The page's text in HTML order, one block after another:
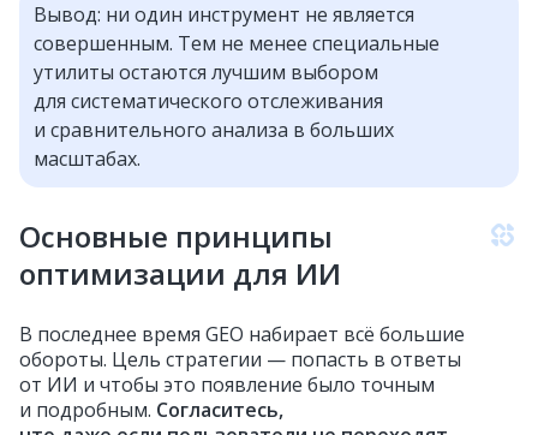
Вывод: ни один инструмент не является
совершенным. Тем не менее специальные
утилиты остаются лучшим выбором
для систематического отслеживания
и сравнительного анализа в больших
масштабах.
Основные принципы
оптимизации для ИИ
В последнее время GEO набирает всё большие
обороты. Цель стратегии — попасть в ответы
от ИИ и чтобы это появление было точным
и подробным. Согласитесь,